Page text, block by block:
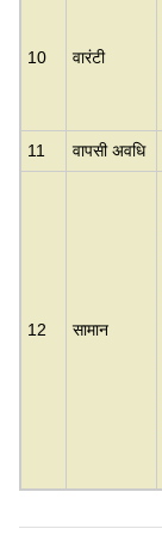
10 वारंटी
11 वापसी अवधि
12 सामान